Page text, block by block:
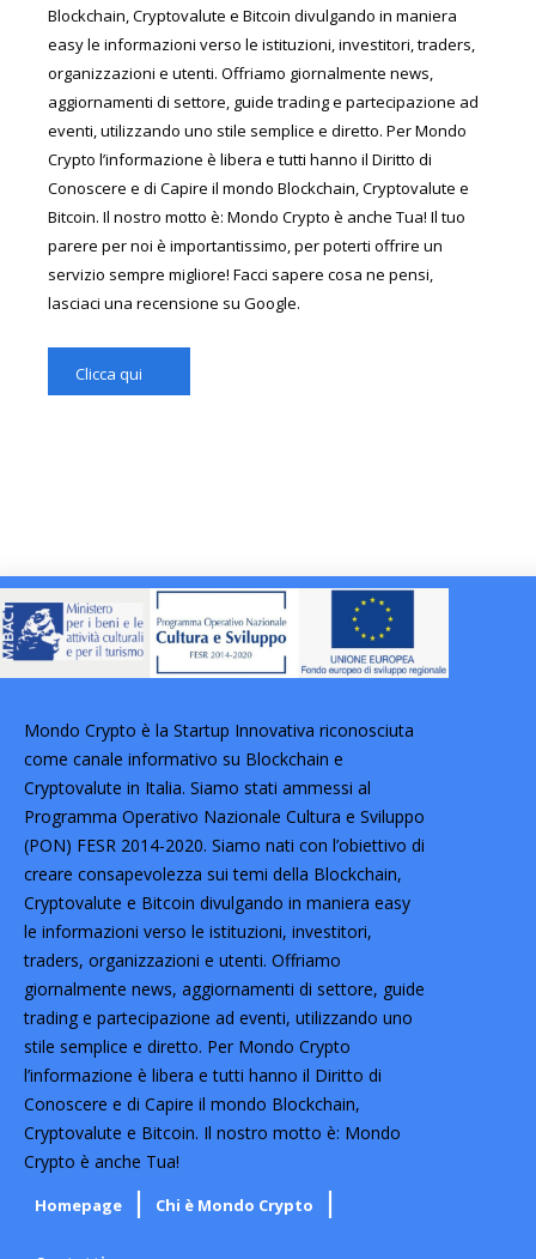
Blockchain, Cryptovalute e Bitcoin divulgando in maniera
easy le informazioni verso le istituzioni, investitori, traders,
organizzazioni e utenti. Offriamo giornalmente news,
aggiornamenti di settore, guide trading e partecipazione ad
eventi, utilizzando uno stile semplice e diretto. Per Mondo
Crypto l’informazione è libera e tutti hanno il Diritto di
Conoscere e di Capire il mondo Blockchain, Cryptovalute e
Bitcoin. Il nostro motto è: Mondo Crypto è anche Tua! Il tuo
parere per noi è importantissimo, per poterti offrire un
servizio sempre migliore! Facci sapere cosa ne pensi,
lasciaci una recensione su Google.
Clicca qui
Mondo Crypto è la Startup Innovativa riconosciuta
come canale informativo su Blockchain e
Cryptovalute in Italia. Siamo stati ammessi al
Programma Operativo Nazionale Cultura e Sviluppo
(PON) FESR 2014-2020. Siamo nati con l’obiettivo di
creare consapevolezza sui temi della Blockchain,
Cryptovalute e Bitcoin divulgando in maniera easy
le informazioni verso le istituzioni, investitori,
traders, organizzazioni e utenti. Offriamo
giornalmente news, aggiornamenti di settore, guide
trading e partecipazione ad eventi, utilizzando uno
stile semplice e diretto. Per Mondo Crypto
l’informazione è libera e tutti hanno il Diritto di
Conoscere e di Capire il mondo Blockchain,
Cryptovalute e Bitcoin. Il nostro motto è: Mondo
Crypto è anche Tua!
Homepage Chi è Mondo Crypto